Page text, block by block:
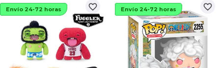
favorite_border
Envío 24-72 horas favorite_border
Envío 24-72 horas